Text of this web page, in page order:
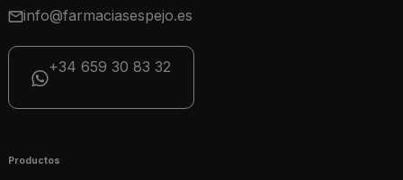
info@farmaciasespejo.es
+34 659 30 83 32
Productos